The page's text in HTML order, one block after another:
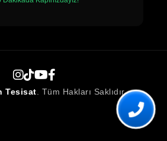
Tesisat . Tüm Hakları Saklıdır.